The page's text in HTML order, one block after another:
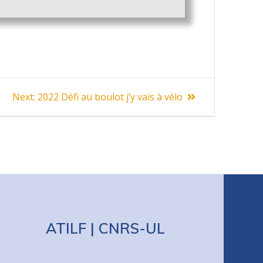
Next: Next
2022 Défi au boulot j’y vais à vélo
ATILF | CNRS-UL